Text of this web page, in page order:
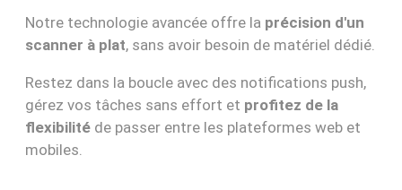
Notre technologie avancée offre la précision d'un
scanner à plat, sans avoir besoin de matériel dédié.
Restez dans la boucle avec des notifications push,
gérez vos tâches sans effort et profitez de la
flexibilitéde passer entre les plateformes web et
mobiles.